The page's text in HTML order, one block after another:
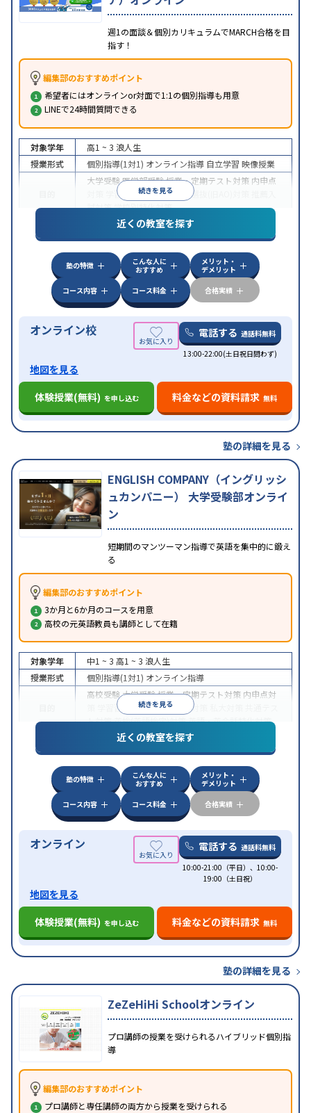
週1の面談＆個別カリキュラムでMARCH合格を目
指す！
編集部のおすすめポイント
希望者にはオンラインor対面で1:1の個別指導も用意
LINEで24時間質問できる
続きを見る
対象学年 高1 ~ 3 浪人生
授業形式
個別指導(1対1) オンライン指導 自立学習 映像授業
大学受験医学部受験授業・定期テスト対策 内申点
学習習慣の定着 総合型選抜(旧AO)対策
試対策学校別特化対策
特徴
中高一貫校生に対応授業の振替可能
学習にPC・タブレットを利用オンライン対応1
科目から受講可能
近くの教室を探す
塾の特徴
こんな人に
おすすめ
メリット・
デメリット
コース内容
コース料金 合格実績
オンライン校 電話する 通話料無料
13:00-22:00(土日祝日問わず)
地図を見る
体験授業(無料) を申し込む 料金などの資料請求 無料
塾の詳細を見る
ENGLISH COMPANY（イングリッシ
ュカンパニー） 大学受験部オンライ
ン
短期間のマンツーマン指導で英語を集中的に鍛え
る
編集部のおすすめポイント
3か月と6か月のコースを用意
高校の元英語教員も講師として在籍
続きを見る
対象学年 中1 ~ 3 高1 ~ 3 浪人生
授業形式
個別指導(1対1) オンライン指導
高校受験大学受験授業・定期テスト対策 内申点対
学習習慣の定着国公立大対策
ト対策英検(英語検定)対策英語・英会話特化対策
特徴
中高一貫校生に対応授業の振替可能
学習にPC・タブレットを利用オンライン対応1
科目から受講可能
近くの教室を探す
塾の特徴
こんな人に
おすすめ
メリット・
デメリット
コース内容
コース料金 合格実績
オンライン 電話する 通話料無料
10:00-21:00（平日）、10:00-
19:00（土日祝）
地図を見る
体験授業(無料) を申し込む 料金などの資料請求 無料
塾の詳細を見る
ZeZeHiHi Schoolオンライン
プロ講師の授業を受けられるハイブリッド個別指
導
編集部のおすすめポイント
プロ講師と専任講師の両方から授業を受けられる